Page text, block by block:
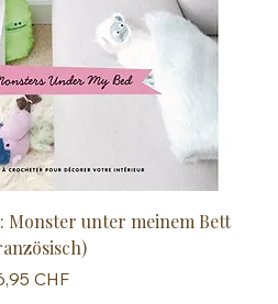
Monster unter meinem Bett
CHF